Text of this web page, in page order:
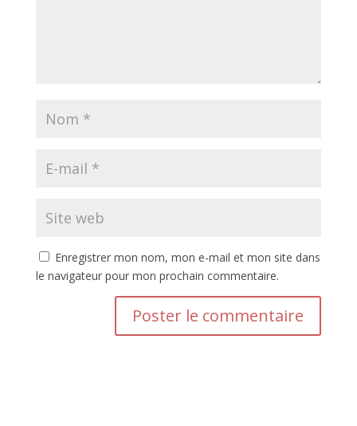
Enregistrer mon nom, mon e-mail et mon site dans
le navigateur pour mon prochain commentaire.